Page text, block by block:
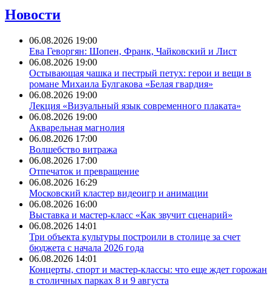
Новости
06.08.2026 19:00
Ева Геворгян: Шопен, Франк, Чайковский и Лист
06.08.2026 19:00
Остывающая чашка и пестрый петух: герои и вещи в
романе Михаила Булгакова «Белая гвардия»
06.08.2026 19:00
Лекция «Визуальный язык современного плаката»
06.08.2026 19:00
Акварельная магнолия
06.08.2026 17:00
Волшебство витража
06.08.2026 17:00
Отпечаток и превращение
06.08.2026 16:29
Московский кластер видеоигр и анимации
06.08.2026 16:00
Выставка и мастер-класс «Как звучит сценарий»
06.08.2026 14:01
Три объекта культуры построили в столице за счет
бюджета с начала 2026 года
06.08.2026 14:01
Концерты, спорт и мастер‑классы: что еще ждет горожан
в столичных парках 8 и 9 августа